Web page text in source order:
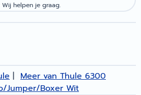
helpen je graag.
| Meer van Thule 6300
Jumper/Boxer Wit